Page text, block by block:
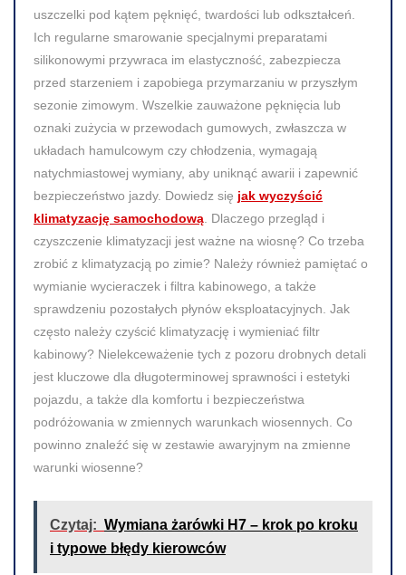
uszczelki pod kątem pęknięć, twardości lub odkształceń.
Ich regularne smarowanie specjalnymi preparatami
silikonowymi przywraca im elastyczność, zabezpiecza
przed starzeniem i zapobiega przymarzaniu w przyszłym
sezonie zimowym. Wszelkie zauważone pęknięcia lub
oznaki zużycia w przewodach gumowych, zwłaszcza w
układach hamulcowym czy chłodzenia, wymagają
natychmiastowej wymiany, aby uniknąć awarii i zapewnić
bezpieczeństwo jazdy. Dowiedz się jak wyczyścić
klimatyzację samochodową . Dlaczego przegląd i
czyszczenie klimatyzacji jest ważne na wiosnę? Co trzeba
zrobić z klimatyzacją po zimie? Należy również pamiętać o
wymianie wycieraczek i filtra kabinowego, a także
sprawdzeniu pozostałych płynów eksploatacyjnych. Jak
często należy czyścić klimatyzację i wymieniać filtr
kabinowy? Nielekceważenie tych z pozoru drobnych detali
jest kluczowe dla długoterminowej sprawności i estetyki
pojazdu, a także dla komfortu i bezpieczeństwa
podróżowania w zmiennych warunkach wiosennych. Co
powinno znaleźć się w zestawie awaryjnym na zmienne
warunki wiosenne?
Czytaj: Wymiana żarówki H7 – krok po kroku
i typowe błędy kierowców